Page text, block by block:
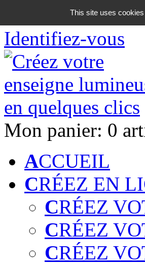
06 18 42 08 59
Identifiez-vous
Mon panier: 0
ACCUEIL
CRÉEZ EN
CRÉEZ
CRÉEZ
CRÉEZ
This site uses